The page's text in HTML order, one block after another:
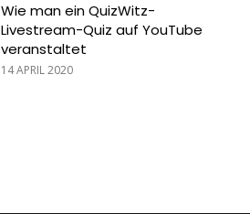
Wie man ein QuizWitz-
Livestream-Quiz auf YouTube
veranstaltet
14 APRIL 2020